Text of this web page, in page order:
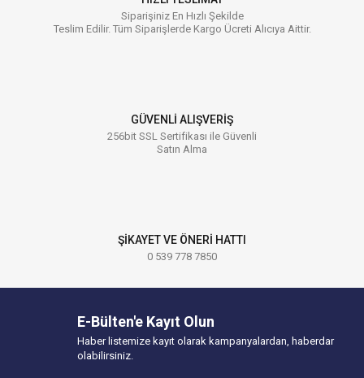
Siparişiniz En Hızlı Şekilde
Teslim Edilir. Tüm Siparişlerde Kargo Ücreti Alıcıya Aittir.
GÜVENLİ ALIŞVERİŞ
256bit SSL Sertifikası ile Güvenli
Satın Alma
ŞİKAYET VE ÖNERİ HATTI
0 539 778 7850
E-Bülten'e Kayıt Olun
Haber listemize kayıt olarak kampanyalardan, haberdar
olabilirsiniz.